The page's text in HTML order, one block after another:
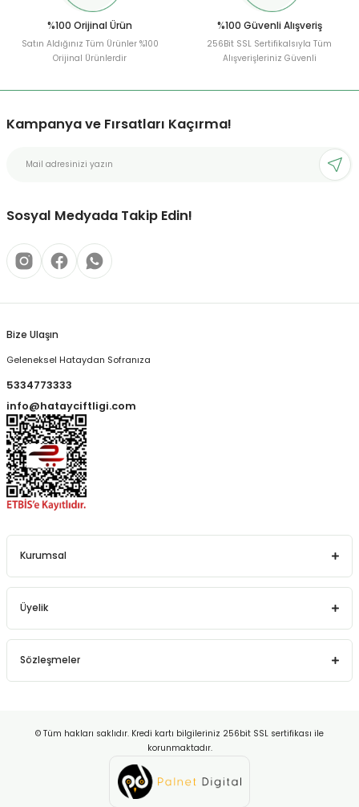
%100 Orijinal Ürün
Satın Aldığınız Tüm Ürünler %100
Orijinal Ürünlerdir
%100 Güvenli Alışveriş
256Bit SSL Sertifikalsıyla Tüm
Alışverişleriniz Güvenli
Kampanya ve Fırsatları Kaçırma!
Sosyal Medyada Takip Edin!
Bize Ulaşın
Geleneksel Hataydan Sofranıza
5334773333
info@hatayciftligi.com
Kurumsal
Üyelik
Sözleşmeler
© Tüm hakları saklıdır. Kredi kartı bilgileriniz 256bit SSL sertifikası ile
korunmaktadır.